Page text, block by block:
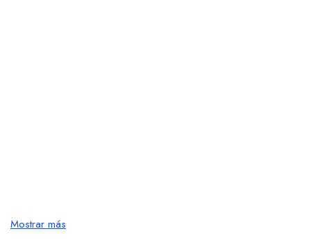
Mostrar más